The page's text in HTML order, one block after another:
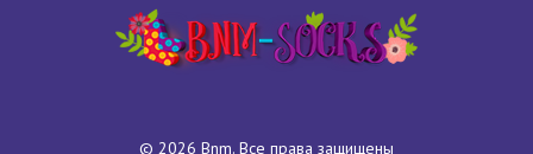
© 2026 Bnm. Все права защищены